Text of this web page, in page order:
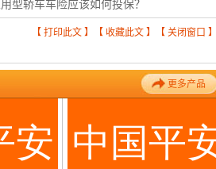
型轿车车险应该如何投保？
【 打印此文 】【 收藏此文 】【 关闭窗口 】